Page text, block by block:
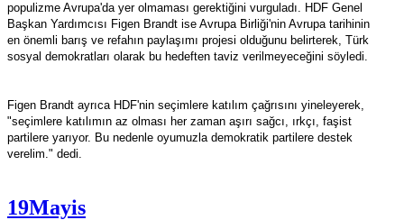
populizme Avrupa'da yer olmaması gerektiğini vurguladı. HDF Genel
Başkan Yardımcısı Figen Brandt ise Avrupa Birliği'nin Avrupa tarihinin
en önemli barış ve refahın paylaşımı projesi olduğunu belirterek, Türk
sosyal demokratları olarak bu hedeften taviz verilmeyeceğini söyledi.
Figen Brandt ayrıca HDF'nin seçimlere katılım çağrısını yineleyerek,
"seçimlere katılımın az olması her zaman aşırı sağcı, ırkçı, faşist
partilere yarıyor. Bu nedenle oyumuzla demokratik partilere destek
verelim." dedi.
19Mayis